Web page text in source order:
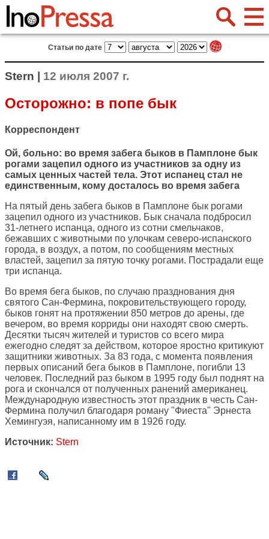
Статьи по дате
Stern | 12 июля 2007 г.
Осторожно: в попе бык
Корреспондент
Ой, больно: во время забега быков в Памплоне бык
рогами зацепил одного из участников за одну из
самых ценных частей тела. Этот испанец стал не
единственным, кому досталось во время забега
На пятый день забега быков в Памплоне бык рогами
зацепил одного из участников. Бык сначала подбросил
31-летнего испанца, одного из сотни смельчаков,
бежавших с животными по улочкам северо-испанского
города, в воздух, а потом, по сообщениям местных
властей, зацепил за пятую точку рогами. Пострадали еще
три испанца.
Во время бега быков, по случаю празднования дня
святого Сан-Фермина, покровительствующего городу,
быков гонят на протяжении 850 метров до арены, где
вечером, во время корриды они находят свою смерть.
Десятки тысяч жителей и туристов со всего мира
ежегодно следят за действом, которое яростно критикуют
защитники животных. За 83 года, с момента появления
первых описаний бега быков в Памплоне, погибли 13
человек. Последний раз быком в 1995 году был поднят на
рога и скончался от полученных ранений американец.
Международную известность этот праздник в честь Сан-
Фермина получил благодаря роману "Фиеста" Эрнеста
Хемингуэя, написанному им в 1926 году.
Источник: Stern